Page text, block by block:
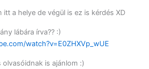
itt a helye de végül is ez is kérdés XD
lábára írva?? :)
watch?v=E0ZHXVp_wUE
is ajánlom :)